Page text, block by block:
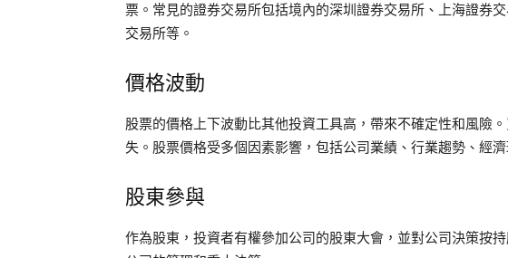
票。常見的證券交易所包括境內的深圳證券交易所、上海證券
交易所等。
價格波動
股票的價格上下波動比其他投資工具高，帶來不確定性和風險
失。股票價格受多個因素影響，包括公司業績、行業趨勢、經濟
股東參與
作為股東，投資者有權參加公司的股東大會，並對公司決策按